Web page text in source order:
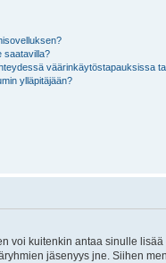
saatavilla?
väärinkäytöstapauksissa
ylläpitäjään?
voi kuitenkin antaa sinulle
jäsenyys jne. Siihen